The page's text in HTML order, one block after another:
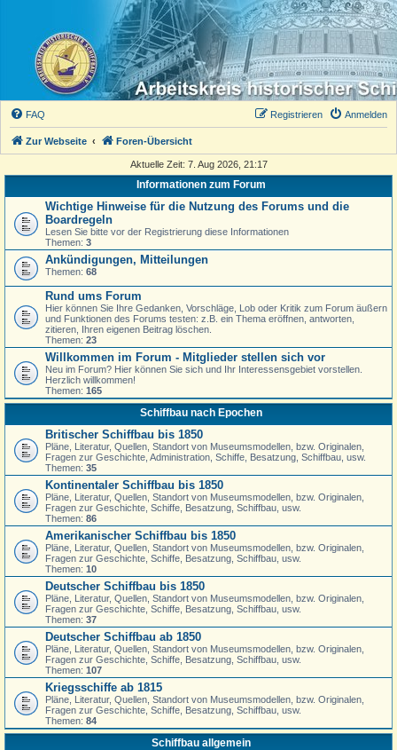
FAQ Anmelden
Registrieren
Zur Webseite Foren-Übersicht
Aktuelle Zeit: 7. Aug 2026, 21:17
Informationen zum Forum
Wichtige Hinweise für die Nutzung des Forums und die
Boardregeln
Lesen Sie bitte vor der Registrierung diese Informationen
Themen: 3
Ankündigungen, Mitteilungen
Themen: 68
Rund ums Forum
Hier können Sie Ihre Gedanken, Vorschläge, Lob oder Kritik zum Forum äußern
und Funktionen des Forums testen: z.B. ein Thema eröffnen, antworten,
zitieren, Ihren eigenen Beitrag löschen.
Themen: 23
Willkommen im Forum - Mitglieder stellen sich vor
Neu im Forum? Hier können Sie sich und Ihr Interessensgebiet vorstellen.
Herzlich willkommen!
Themen: 165
Schiffbau nach Epochen
Britischer Schiffbau bis 1850
Pläne, Literatur, Quellen, Standort von Museumsmodellen, bzw. Originalen,
Fragen zur Geschichte, Administration, Schiffe, Besatzung, Schiffbau, usw.
Themen: 35
Kontinentaler Schiffbau bis 1850
Pläne, Literatur, Quellen, Standort von Museumsmodellen, bzw. Originalen,
Fragen zur Geschichte, Schiffe, Besatzung, Schiffbau, usw.
Themen: 86
Amerikanischer Schiffbau bis 1850
Pläne, Literatur, Quellen, Standort von Museumsmodellen, bzw. Originalen,
Fragen zur Geschichte, Schiffe, Besatzung, Schiffbau, usw.
Themen: 10
Deutscher Schiffbau bis 1850
Pläne, Literatur, Quellen, Standort von Museumsmodellen, bzw. Originalen,
Fragen zur Geschichte, Schiffe, Besatzung, Schiffbau, usw.
Themen: 37
Deutscher Schiffbau ab 1850
Pläne, Literatur, Quellen, Standort von Museumsmodellen, bzw. Originalen,
Fragen zur Geschichte, Schiffe, Besatzung, Schiffbau, usw.
Themen: 107
Kriegsschiffe ab 1815
Pläne, Literatur, Quellen, Standort von Museumsmodellen, bzw. Originalen,
Fragen zur Geschichte, Schiffe, Besatzung, Schiffbau, usw.
Themen: 84
Schiffbau allgemein